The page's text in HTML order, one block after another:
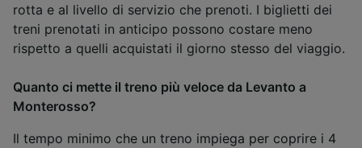
rotta e al livello di servizio che prenoti. I biglietti dei
treni prenotati in anticipo possono costare meno
rispetto a quelli acquistati il giorno stesso del viaggio.
Quanto ci mette il treno più veloce da Levanto a
Monterosso?
Il tempo minimo che un treno impiega per coprire i 4